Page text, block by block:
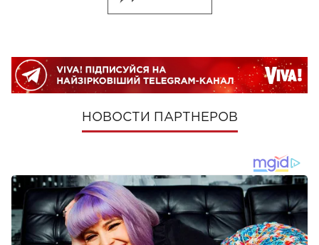
НОВОСТИ ПАРТНЕРОВ